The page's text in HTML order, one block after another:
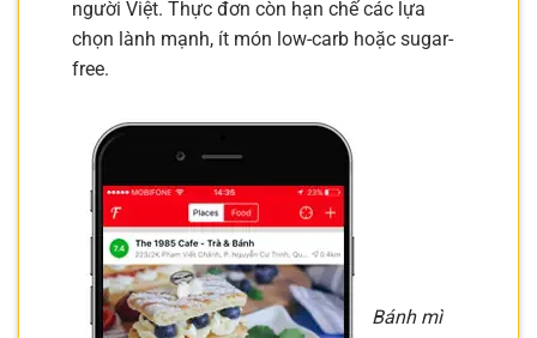
người Việt. Thực đơn còn hạn chế các lựa
chọn lành mạnh, ít món low-carb hoặc sugar-
free.
Bánh mì